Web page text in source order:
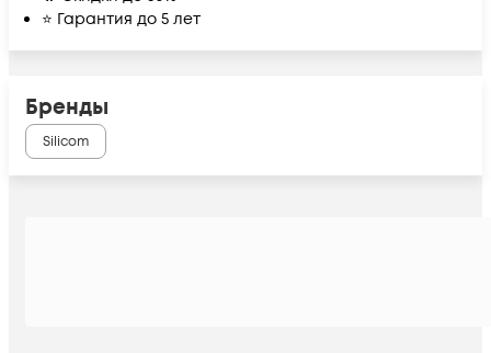
⭐ Гарантия до 5 лет
Бренды
Silicom